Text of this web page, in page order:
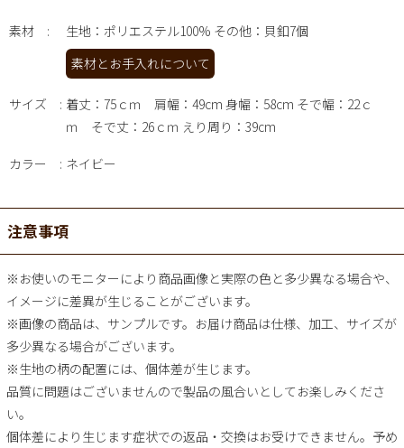
素材
生地：ポリエステル100% その他：貝釦7個
素材とお手入れについて
サイズ
着丈：75ｃｍ 肩幅：49cm 身幅：58cm そで幅：22ｃ
ｍ そで丈：26ｃｍ えり周り：39cm
カラー ネイビー
注意事項
※お使いのモニターにより商品画像と実際の色と多少異なる場合や、
イメージに差異が生じることがございます。
※画像の商品は、サンプルです。お届け商品は仕様、加工、サイズが
多少異なる場合がございます。
※生地の柄の配置には、個体差が生じます。
品質に問題はございませんので製品の風合いとしてお楽しみくださ
い。
個体差により生じます症状での返品・交換はお受けできません。予め